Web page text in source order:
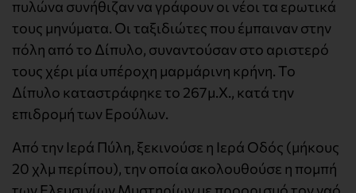
πυλώνα συνήθιζαν να γράφουν οι νέοι τα ερωτικά
τους μηνύματα. Οι ταξιδιώτες που έμπαιναν στην
πόλη από το Δίπυλο, συναντούσαν στο αριστερό
τους χέρι μία υπέροχη μαρμάρινη κρήνη. Το
Δίπυλο καταστράφηκε το 267μ.Χ., κατά την
επιδρομή των Ερούλων.
Από την Ιερά Πύλη, ξεκινούσε η Ιερά Οδός (μήκους
20 χλμ περίπου), την οποία ακολουθούσε η πομπή